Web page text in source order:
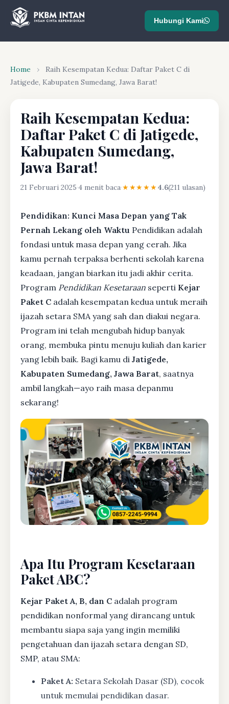
Hubungi Kami
Home ›
Raih Kesempatan Kedua: Daftar Paket C di
Jatigede, Kabupaten Sumedang, Jawa Barat!
Raih Kesempatan Kedua:
Daftar Paket C di Jatigede,
Kabupaten Sumedang,
Jawa Barat!
21 Februari 2025·4 menit baca·★★★★★4.6(211 ulasan)
Pendidikan: Kunci Masa Depan yang Tak
Pernah Lekang oleh Waktu Pendidikan adalah
fondasi untuk masa depan yang cerah. Jika
kamu pernah terpaksa berhenti sekolah karena
keadaan, jangan biarkan itu jadi akhir cerita.
Program Pendidikan Kesetaraan seperti Kejar
Paket C adalah kesempatan kedua untuk meraih
ijazah setara SMA yang sah dan diakui negara.
Program ini telah mengubah hidup banyak
orang, membuka pintu menuju kuliah dan karier
yang lebih baik. Bagi kamu di Jatigede,
Kabupaten Sumedang, Jawa Barat, saatnya
ambil langkah—ayo raih masa depanmu
sekarang!
Apa Itu Program Kesetaraan
Paket ABC?
Kejar Paket A, B, dan C adalah program
pendidikan nonformal yang dirancang untuk
membantu siapa saja yang ingin memiliki
pengetahuan dan ijazah setara dengan SD,
SMP, atau SMA:
Paket A: Setara Sekolah Dasar (SD), cocok
untuk memulai pendidikan dasar.